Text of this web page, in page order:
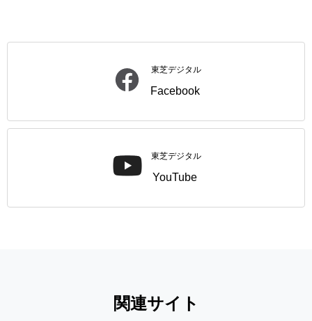
東芝デジタル
Facebook
東芝デジタル
YouTube
関連サイト